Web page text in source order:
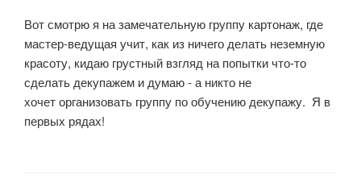
Вот смотрю я на замечательную группу картонаж, где
мастер-ведущая учит, как из ничего делать неземную
красоту, кидаю грустный взгляд на попытки что-то
сделать декупажем и думаю - а никто не
хочет организовать группу по обучению декупажу. Я в
первых рядах!